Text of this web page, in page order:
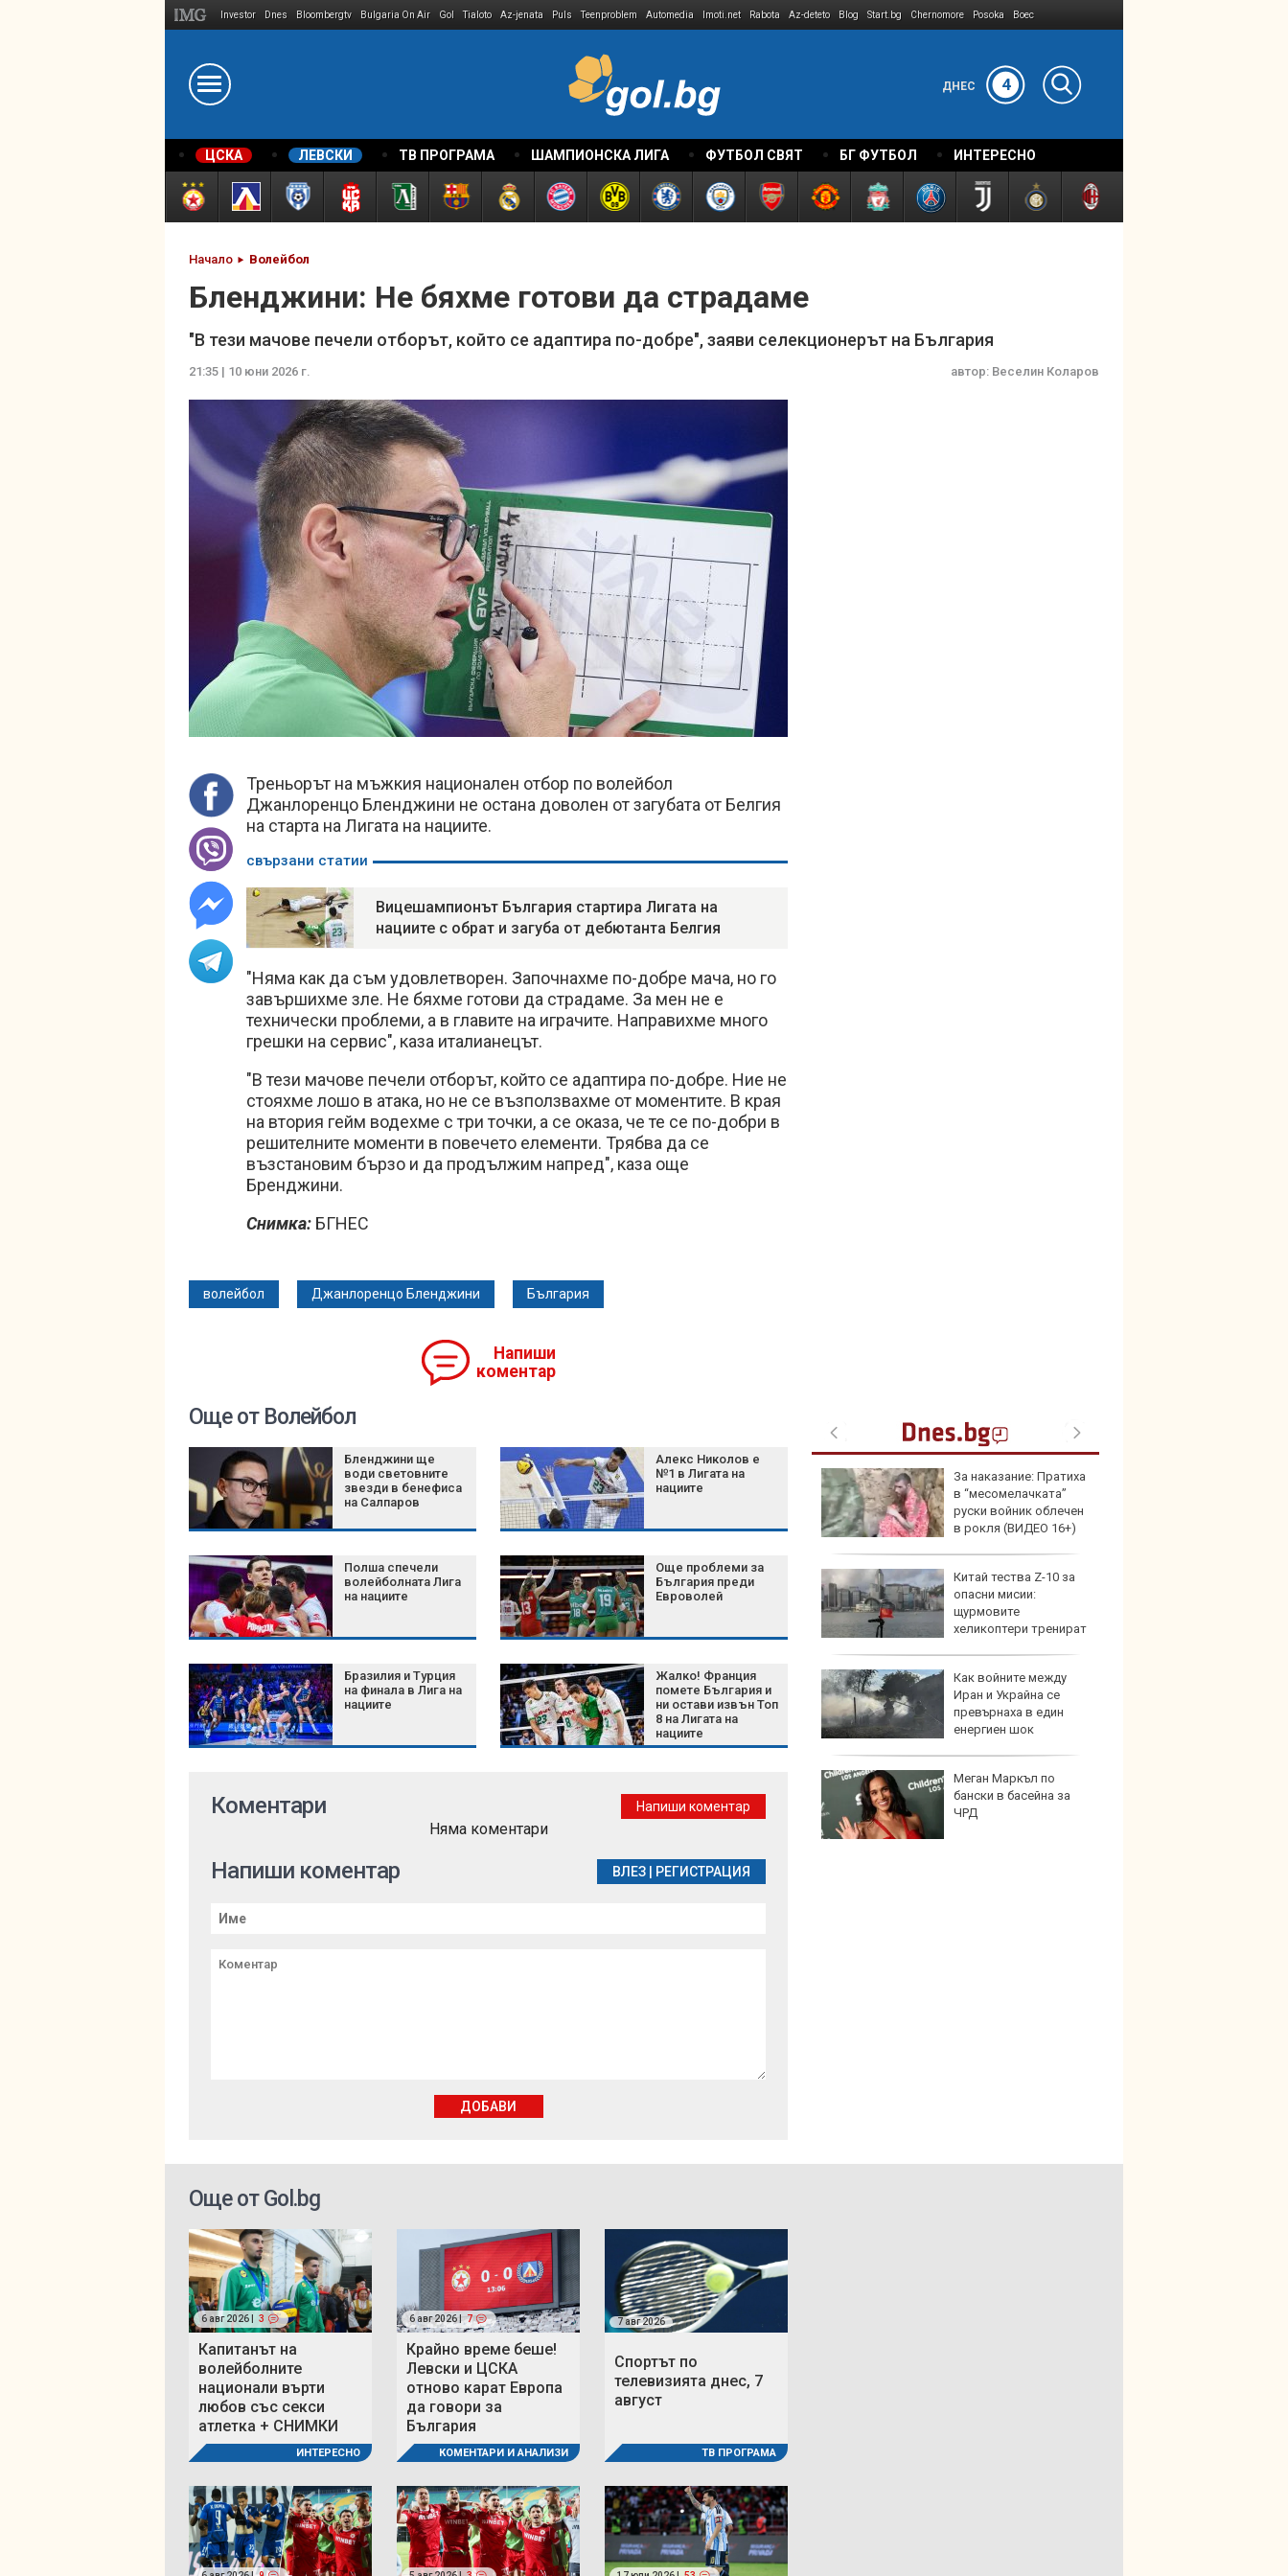
Investor Dnes Bloombergtv Bulgaria On Air Gol Tialoto Az-jenata Puls Teenproblem Automedia Imoti.net Rabota Az-deteto Blog Start.bg Chernomore Posoka Boec
ДНЕС 4
ЦСКА ЛЕВСКИ ТВ ПРОГРАМА ШАМПИОНСКА ЛИГА ФУТБОЛ СВЯТ БГ ФУТБОЛ ИНТЕРЕСНО
Начало Волейбол
Бленджини: Не бяхме готови да страдаме
"В тези мачове печели отборът, който се адаптира по-добре", заяви селекционерът на България
21:35 | 10 юни 2026 г. автор: Веселин Коларов
Треньорът на мъжкия национален отбор по волейбол
Джанлоренцо Бленджини не остана доволен от загубата от Белгия
на старта на Лигата на нациите.
свързани статии
Вицешампионът България стартира Лигата на
нациите с обрат и загуба от дебютанта Белгия
"Няма как да съм удовлетворен. Започнахме по-добре мача, но го
завършихме зле. Не бяхме готови да страдаме. За мен не е
технически проблеми, а в главите на играчите. Направихме много
грешки на сервис", каза италианецът.
"В тези мачове печели отборът, който се адаптира по-добре. Ние не
стояхме лошо в атака, но не се възползвахме от моментите. В края
на втория гейм водехме с три точки, а се оказа, че те се по-добри в
решителните моменти в повечето елементи. Трябва да се
възстановим бързо и да продължим напред", каза още
Бренджини.
Снимка: БГНЕС
волейбол Джанлоренцо Бленджини България
Напиши
коментар
Още от Волейбол
Бленджини ще
води световните
звезди в бенефиса
на Салпаров
Алекс Николов е
№1 в Лигата на
нациите
Полша спечели
волейболната Лига
на нациите
Още проблеми за
България преди
Евроволей
Бразилия и Турция
на финала в Лига на
нациите
Жалко! Франция
помете България и
ни остави извън Топ
8 на Лигата на
нациите
Шум, бетон и жеги: Как
животните се
оцелеят сред хората?
Късна емисия
Късна емисия
появява и какво
наистина работи
За наказание: Пратиха
в “месомелачката”
руски войник облечен
в рокля (ВИДЕО 16+)
Китай тества Z-10 за
опасни мисии:
щурмовите
хеликоптери тренират
Как войните между
Иран и Украйна се
превърнаха в един
енергиен шок
Меган Маркъл по
бански в басейна за
ЧРД
Коментари Напиши коментар
Няма коментари
Напиши коментар ВЛЕЗ РЕГИСТРАЦИЯ
ДОБАВИ
Още от Gol.bg
6 авг 2026 | 3
Капитанът на
волейболните
национали върти
любов със секси
атлетка + СНИМКИ
ИНТЕРЕСНО
6 авг 2026 | 7
Крайно време беше!
Левски и ЦСКА
отново карат Европа
да говори за
България
КОМЕНТАРИ И АНАЛИЗИ
7 авг 2026
Спортът по
телевизията днес, 7
август
ТВ ПРОГРАМА